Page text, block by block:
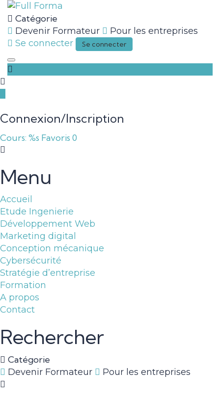
Catégorie
Devenir Formateur
Pour les entreprises
Se connecter
Se connecter
Toggle
navigation
Connexion/Inscription
Cours: %s Favoris 0
Menu
Accueil
Etude Ingenierie
Développement Web
Marketing digital
Conception mécanique
Cybersécurité
Stratégie d’entreprise
Formation
A propos
Contact
Rechercher
Catégorie
Devenir Formateur Pour les entreprises